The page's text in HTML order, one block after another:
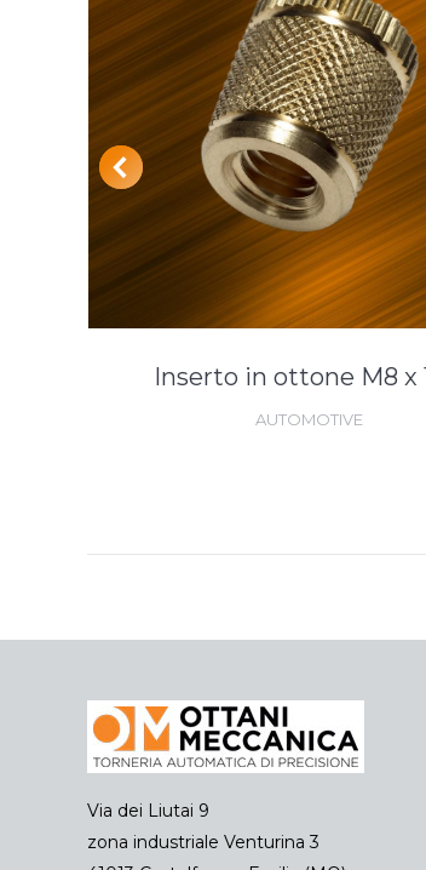
Inserto in ottone M8 x
AUTOMOTIVE
Via dei Liutai 9
zona industriale Venturina 3